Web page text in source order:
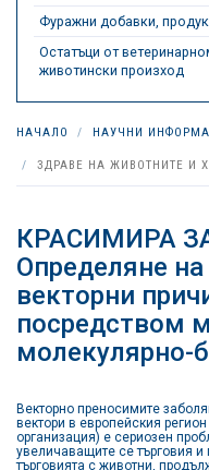
Фуражни добавки,
Остатъци от
животински произход
НАЧАЛО НАУЧНИ
ЗДРАВЕ НА ЖИВОТНИТЕ И
КРАСИМИРА
Определяне
векторни
посредством
молекулярно-
Векторно преносимите
вектори в европейския
организация) е сериозен
увеличаващите се търговия и
търговията с животни,